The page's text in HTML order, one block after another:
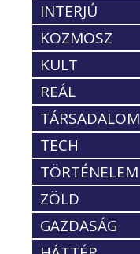
INTERJÚ
KOZMOSZ
KULT
REÁL
TÁRSADALOM
TECH
TÖRTÉNELEM
ZÖLD
GAZDASÁG